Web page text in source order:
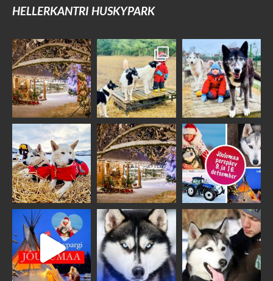
HELLERKANTRI HUSKYPARK